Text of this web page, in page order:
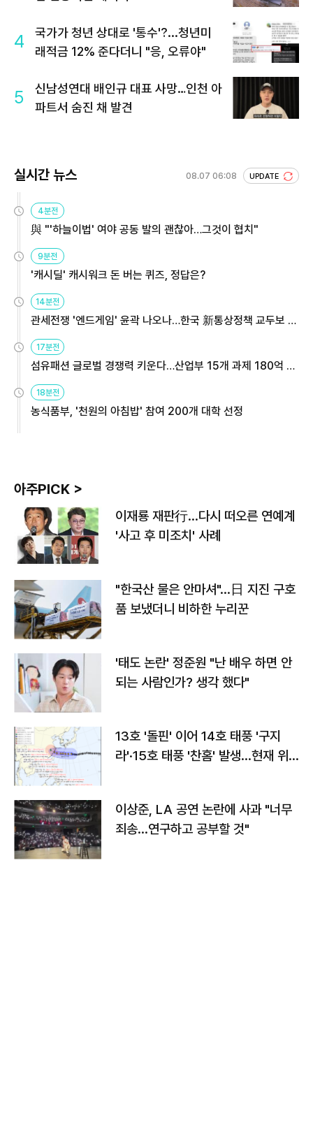
4
국가가 청년 상대로 '통수'?...청년미
래적금 12% 준다더니 "응, 오류야"
5
신남성연대 배인규 대표 사망…인천 아
파트서 숨진 채 발견
실시간 뉴스 08.07 06:08 UPDATE
4분전
與 "'하늘이법' 여야 공동 발의 괜찮아…그것이 협치"
9분전
'캐시딜' 캐시워크 돈 버는 퀴즈, 정답은?
14분전
관세전쟁 '엔드게임' 윤곽 나오나…한국 新통상정책 교두보 활
17분전
섬유패션 글로벌 경쟁력 키운다…산업부 15개 과제 180억 지
18분전
농식품부, '천원의 아침밥' 참여 200개 대학 선정
아주PICK >
이재룡 재판行…다시 떠오른 연예계
'사고 후 미조치' 사례
"한국산 물은 안마셔"…日 지진 구호
품 보냈더니 비하한 누리꾼
'태도 논란' 정준원 "난 배우 하면 안
되는 사람인가? 생각 했다"
13호 '돌핀' 이어 14호 태풍 '구지
라'·15호 태풍 '찬홈' 발생…현재 위
이상준, LA 공연 논란에 사과 "너무
죄송…연구하고 공부할 것"